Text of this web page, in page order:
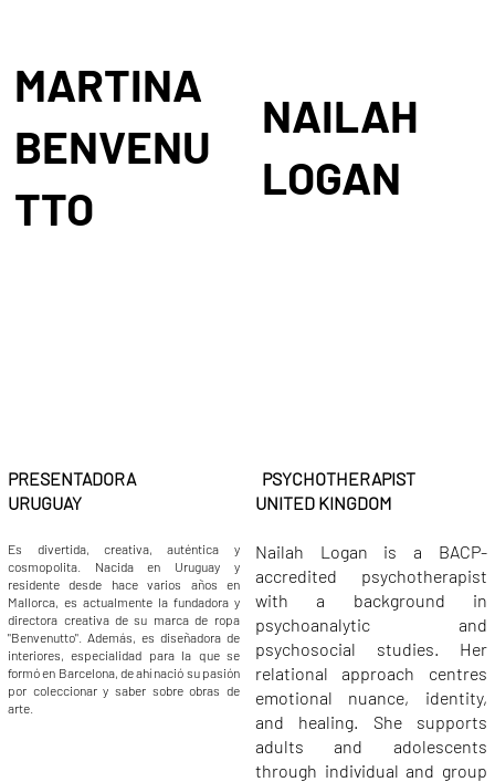
MARTINA
BENVENU
TTO
PRESENTADORA
URUGUAY
Es divertida, creativa, auténtica y
cosmopolita. Nacida en Uruguay y
residente desde hace varios años en
Mallorca, es actualmente la fundadora y
directora creativa de su marca de ropa
"Benvenutto". Además, es diseñadora de
interiores, especialidad para la que se
formó en Barcelona, de ahí nació su pasión
por coleccionar y saber sobre obras de
arte.
PSYCHOTHERAPIST
UNITED KINGDOM
Nailah Logan is a BACP-
accredited psychotherapist
with a background in
psychoanalytic and
psychosocial studies. Her
relational approach centres
emotional nuance, identity,
and healing. She supports
adults and adolescents
through individual and group
NAILAH
LOGAN